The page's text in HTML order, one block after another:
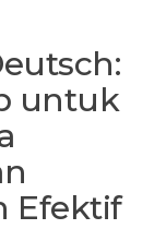
untuk
Efektif